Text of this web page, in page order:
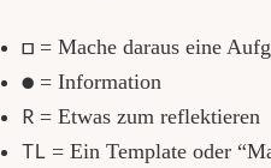
☐ = Mache daraus eine
● = Information
R = Etwas zum reflektieren
TL = Ein Template oder